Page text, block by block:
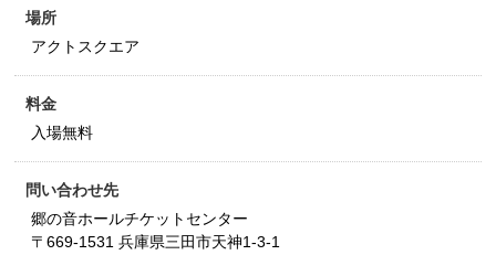
場所
アクトスクエア
料金
入場無料
問い合わせ先
郷の音ホールチケットセンター
〒669-1531 兵庫県三田市天神1-3-1